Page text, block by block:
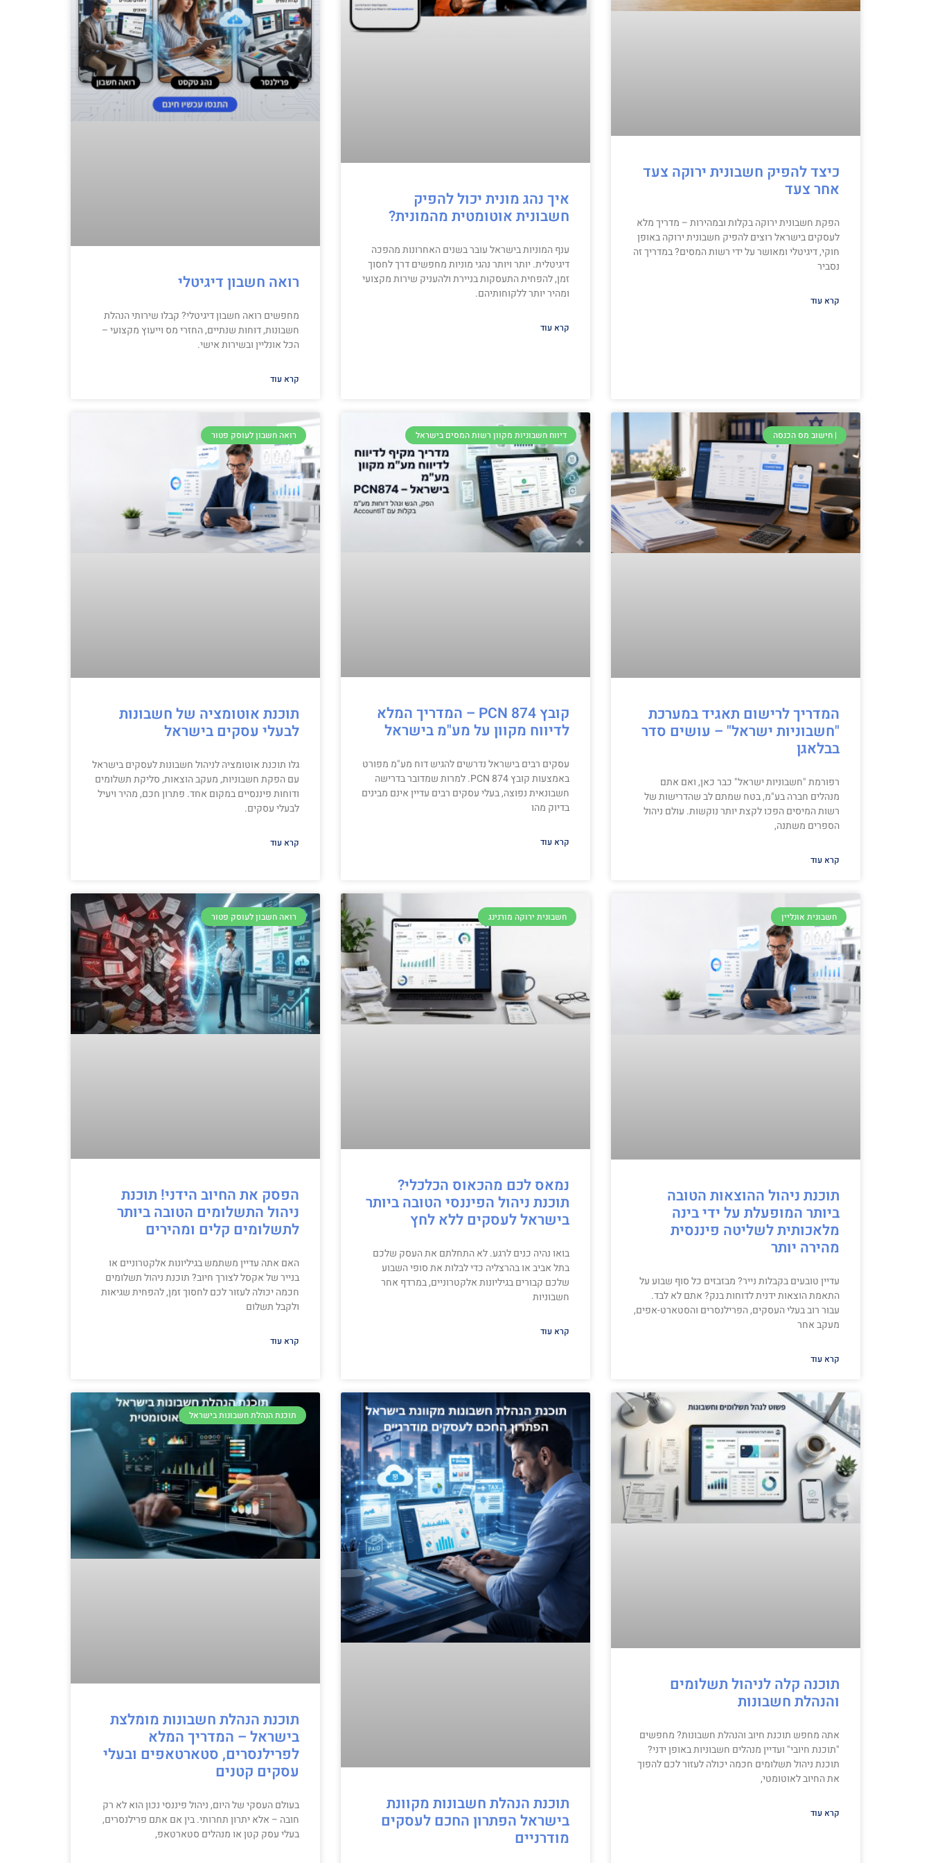
כיצד להפיק חשבונית ירוקה צעד
אחר צעד
הפקת חשבונית ירוקה בקלות ובמהירות – מדריך מלא
לעסקים בישראל רוצים להפיק חשבונית ירוקה באופן
חוקי, דיגיטלי ומאושר על ידי רשות המסים? במדריך זה
נסביר
קרא עוד
איך נהג מונית יכול להפיק
חשבונית אוטומטית מהמונית?
ענף המוניות בישראל עובר בשנים האחרונות מהפכה
דיגיטלית. יותר ויותר נהגי מוניות מחפשים דרך לחסוך
זמן, להפחית התעסקות בניירת ולהעניק שירות מקצועי
ומהיר יותר ללקוחותיהם.
קרא עוד
רואה חשבון דיגיטלי
מחפשים רואה חשבון דיגיטלי? קבלו שירותי הנהלת
חשבונות, דוחות שנתיים, החזרי מס וייעוץ מקצועי –
הכל אונליין ובשירות אישי.
קרא עוד
| חישוב מס הכנסה
המדריך לרישום תאגיד במערכת
"חשבוניות ישראל" – עושים סדר
בבלאגן
רפורמת "חשבוניות ישראל" כבר כאן, ואם אתם
מנהלים חברה בע"מ, בטח שמתם לב שהדרישות של
רשות המיסים הפכו לקצת יותר נוקשות. עולם ניהול
הספרים משתנה,
קרא עוד
דיווח חשבוניות מקוון רשות המסים בישראל
קובץ PCN 874 – המדריך המלא
לדיווח מקוון על מע"מ בישראל
עסקים רבים בישראל נדרשים להגיש דוח מע"מ מפורט
באמצעות קובץ PCN 874. למרות שמדובר בדרישה
חשבונאית נפוצה, בעלי עסקים רבים עדיין אינם מבינים
בדיוק מהו
קרא עוד
רואה חשבון לעוסק פטור
תוכנת אוטומציה של חשבונות
לבעלי עסקים בישראל
גלו תוכנת אוטומציה לניהול חשבונות לעסקים בישראל
עם הפקת חשבוניות, מעקב הוצאות, סליקת תשלומים
ודוחות פיננסיים במקום אחד. פתרון חכם, מהיר ויעיל
לבעלי עסקים.
קרא עוד
חשבונית אונליין
תוכנת ניהול ההוצאות הטובה
ביותר המופעלת על ידי בינה
מלאכותית לשליטה פיננסית
מהירה יותר
עדיין טובעים בקבלות נייר? מבזבזים כל סוף שבוע על
התאמת הוצאות ידנית לדוחות בנק? אתם לא לבד.
עבור רוב בעלי העסקים, הפרילנסרים והסטארט-אפים,
מעקב אחר
קרא עוד
חשבונית ירוקה מורנינג
נמאס לכם מהכאוס הכלכלי?
תוכנת ניהול הפיננסי הטובה ביותר
בישראל לעסקים ללא לחץ
בואו נהיה כנים לרגע. לא התחלתם את העסק שלכם
בתל אביב או בהרצליה כדי לבלות את סופי השבוע
שלכם קבורים בגיליונות אלקטרוניים, במרדף אחר
חשבוניות
קרא עוד
רואה חשבון לעוסק פטור
הפסק את החיוב הידני! תוכנת
ניהול התשלומים הטובה ביותר
לתשלומים קלים ומהירים
האם אתה עדיין משתמש בגיליונות אלקטרוניים או
בנייר של אקסל לצורך חיוב? תוכנת ניהול תשלומים
חכמה יכולה לעזור לכם לחסוך זמן, להפחית שגיאות
ולקבל תשלום
קרא עוד
תוכנה קלה לניהול תשלומים
והנהלת חשבונות
אתה מחפש תוכנת חיוב והנהלת חשבונות? מחפשים
"תוכנת חיובי" ועדיין מנהלים חשבוניות באופן ידני?
תוכנת ניהול תשלומים חכמה יכולה לעזור לכם להפוך
את החיוב לאוטומטי,
קרא עוד
תוכנת הנהלת חשבונות מקוונת
בישראל הפתרון החכם לעסקים
מודרניים
תוכנת הנהלת חשבונות בישראל
תוכנת הנהלת חשבונות מומלצת
בישראל – המדריך המלא
לפרילנסרים, סטארטאפים ובעלי
עסקים קטנים
בעולם העסקי של היום, ניהול פיננסי נכון הוא לא רק
חובה – אלא יתרון תחרותי. בין אם אתם פרילנסרים,
בעלי עסק קטן או מנהלים סטארטאפ,